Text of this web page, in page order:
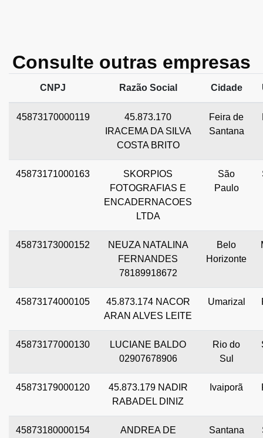
Consulte outras empresas
CNPJ Razão Social Cidade
45873170000119
45.873.170
IRACEMA DA SILVA
COSTA BRITO
Feira de
Santana
45873171000163
SKORPIOS
FOTOGRAFIAS E
ENCADERNACOES
LTDA
São
Paulo
45873173000152
NEUZA NATALINA
FERNANDES
78189918672
Belo
Horizonte
45873174000105
45.873.174 NACOR
ARAN ALVES LEITE
Umarizal
45873177000130
LUCIANE BALDO
02907678906
Rio do
Sul
45873179000120
45.873.179 NADIR
RABADEL DINIZ
Ivaiporã
45873180000154
ANDREA DE
Santana